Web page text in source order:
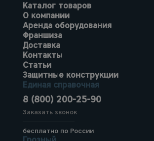
Каталог товаров
О компании
Аренда оборудования
Франшиза
Доставка
Контакты
Статьи
Защитные конструкции
Единая справочная
8 (800) 200-25-90
Заказать звонок
бесплатно по России